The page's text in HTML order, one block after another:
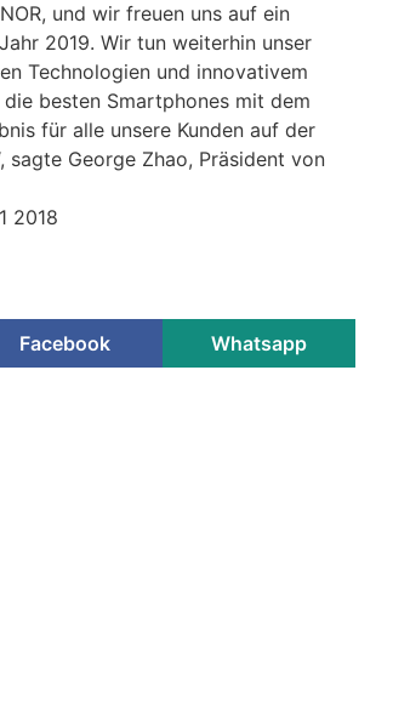
und wir freuen uns auf ein
2019. Wir tun weiterhin unser
Technologien und innovativem
besten Smartphones mit dem
für alle unsere Kunden auf der
sagte George Zhao, Präsident von
2018
Facebook Whatsapp